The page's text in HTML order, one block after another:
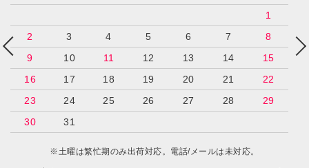
1
2
3 4 5 6 7
8
9
10 11 12 13 14
15
16
17 18 19 20 21
22
23
24 25 26 27 28
29
30
31
※土曜は繁忙期のみ出荷対応。電話/メールは未対応。